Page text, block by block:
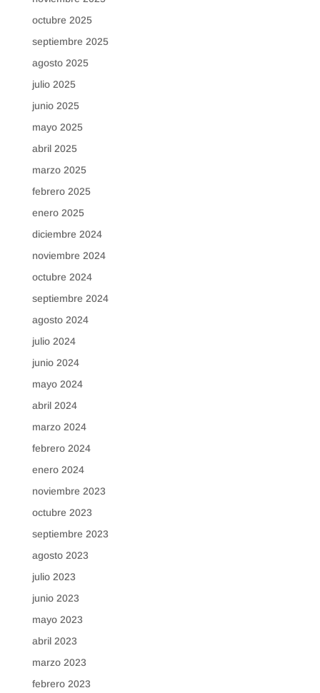
octubre 2025
septiembre 2025
agosto 2025
julio 2025
junio 2025
mayo 2025
abril 2025
marzo 2025
febrero 2025
enero 2025
diciembre 2024
noviembre 2024
octubre 2024
septiembre 2024
agosto 2024
julio 2024
junio 2024
mayo 2024
abril 2024
marzo 2024
febrero 2024
enero 2024
noviembre 2023
octubre 2023
septiembre 2023
agosto 2023
julio 2023
junio 2023
mayo 2023
abril 2023
marzo 2023
febrero 2023